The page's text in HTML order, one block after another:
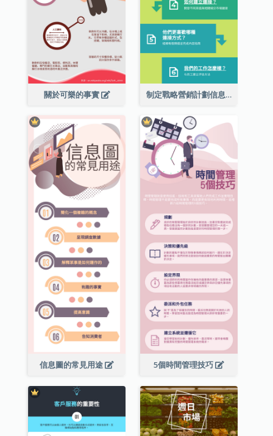
關於可樂的事實 制定戰略營銷計劃信息圖表
信息圖的常見用途 5個時間管理技巧